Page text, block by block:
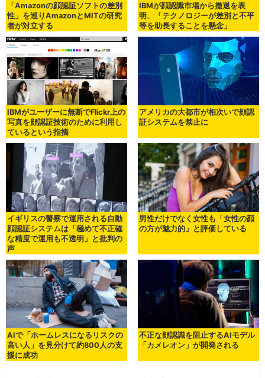
「Amazonの顔認証ソフトの差別
性」を巡りAmazonとMITの研究
者が対立する
IBMが顔認識市場から撤退を表
明、「テクノロジーが差別と不平
等を助長することを懸念」
IBMがユーザーに無断でFlickr上の
写真を顔認証技術のために利用し
ているという指摘
アメリカの大都市が相次いで顔認
証システムを禁止に
イギリスの警察で運用される自動
顔認証システムは「極めて不正確
な精度で運用も不透明」と批判の
声
男性だけでなく女性も「女性の顔
の方が魅力的」と評価している
AIで「ホームレスになるリスクの
高い人」を見分けて約800人の支
援に成功
不正な顔認識を阻止するAIモデル
「カメレオン」が開発される